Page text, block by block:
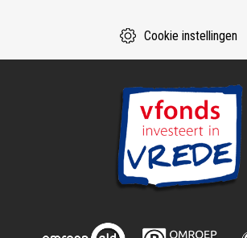
Cookie instellingen